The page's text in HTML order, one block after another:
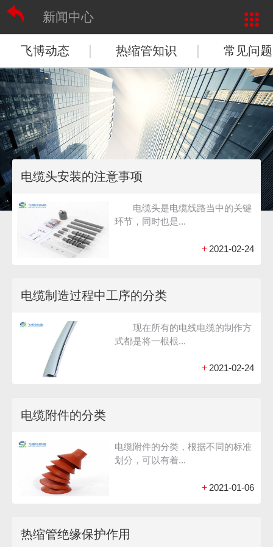
新闻中心
飞博动态 | 热缩管知识 | 常见问题
电缆头安装的注意事项
电缆头是电缆线路当中的关键
环节，同时也是...
+ 2021-02-24
电缆制造过程中工序的分类
现在所有的电线电缆的制作方
式都是将一根根...
+2021-02-24
电缆附件的分类
电缆附件的分类，根据不同的标准
划分，可以有着...
+ 2021-01-06
热缩管绝缘保护作用
网站首页
咨询电话
联系我们